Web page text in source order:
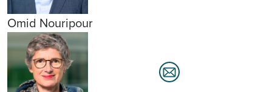
Omid Nouripour